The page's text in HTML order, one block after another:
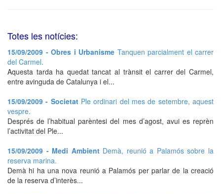
Totes les notícies:
15/09/2009 - Obres i Urbanisme Tanquen parcialment el carrer
del Carmel.
Aquesta tarda ha quedat tancat al trànsit el carrer del Carmel,
entre avinguda de Catalunya i el...
15/09/2009 - Societat Ple ordinari del mes de setembre, aquest
vespre.
Després de l’habitual parèntesi del mes d’agost, avui es reprèn
l’activitat del Ple...
15/09/2009 - Medi Ambient Demà, reunió a Palamós sobre la
reserva marina.
Demà hi ha una nova reunió a Palamós per parlar de la creació
de la reserva d’interès...